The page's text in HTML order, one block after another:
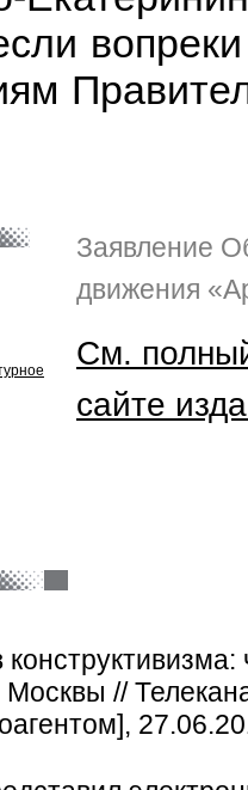
вопреки
Заявление
движения
См.
сайте
Москвы //